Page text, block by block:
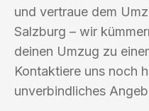
und vertraue dem
Salzburg – wir
deinen Umzug zu
Kontaktiere uns noch
unverbindliches